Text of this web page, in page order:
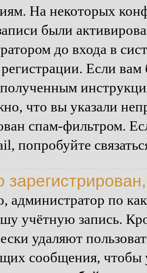
На некоторых
были
до входа в
Если
полученным
что вы указали
спам-фильтром.
попробуйте
администратор по
учётную запись.
удаляют
сообщения, чтобы